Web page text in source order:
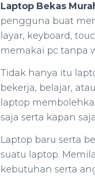
Laptop Bekas
pengguna buat
layar, keyboard,
memakai pc tanpa
Tidak hanya itu
bekerja, belajar,
laptop
saja serta kapan
Laptop baru serta
suatu laptop.
kebutuhan serta